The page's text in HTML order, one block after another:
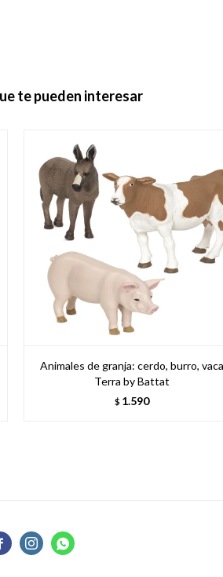
te pueden interesar
Animales de granja: cerdo, burro, vaca
Terra by Battat
$ 1.590
 